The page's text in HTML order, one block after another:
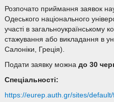
Розпочато приймання заявок
Одеського національного
участі в загальноукраїнському
стажування або викладання в
Салоніки, Греція).
Подати заявку можна до 30
Спеціальності:
https://eurep.auth.gr/sites/